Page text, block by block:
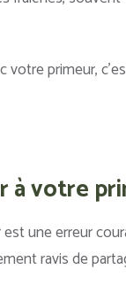
primeur,
à votre
une erreur
ravis de